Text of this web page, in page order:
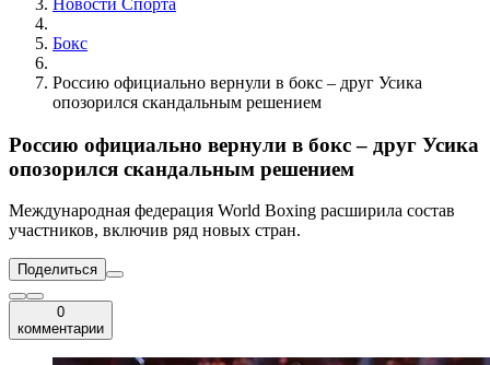
Новости Cпорта
Бокс
Россию официально вернули в бокс – друг Усика
опозорился скандальным решением
Россию официально вернули в бокс – друг Усика
опозорился скандальным решением
Международная федерация World Boxing расширила состав
участников, включив ряд новых стран.
Поделиться
0
комментарии